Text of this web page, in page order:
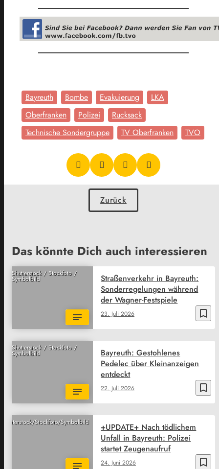
Bayreuth Bombe Evakuierung
LKA
Oberfranken
Polizei
Rucksack
Technische Sondergruppe
TV Oberfranken TVO
Zurück
Das könnte Dich auch interessieren
Shutterstock / Stockfoto /
Symbolbild
bookmark_border
23. Juli 2026
Straßenverkehr in Bayreuth:
Sonderregelungen während
der Wagner-Festspiele
Shutterstock / Stockfoto /
Symbolbild
bookmark_border
22. Juli 2026
Bayreuth: Gestohlenes
Pedelec über Kleinanzeigen
entdeckt
Shutterstock/Stockfoto/Symbolbild
bookmark_border
24. Juni 2026
+UPDATE+ Nach tödlichem
Unfall in Bayreuth: Polizei
startet Zeugenaufruf